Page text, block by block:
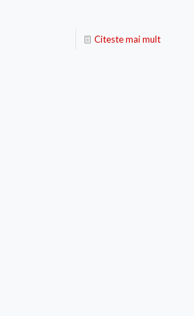
Citeste mai mult